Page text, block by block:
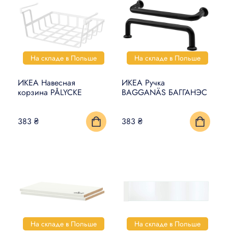
На складе в Польше
ИКЕА Навесная
корзина PÅLYCKE
383 ₴
На складе в Польше
ИКЕА Ручка
BAGGANÄS БАГГАНЭС
383 ₴
На складе в Польше На складе в Польше